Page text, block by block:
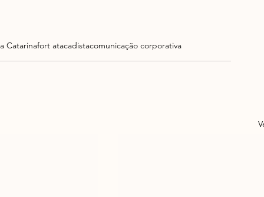
Catarinafort atacadistacomunicação corporativa